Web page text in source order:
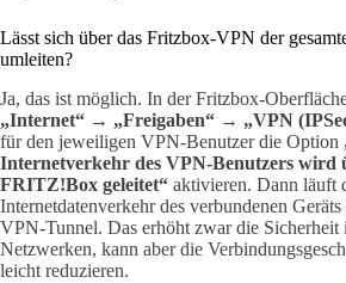
Lässt sich über das Fritzbox-VPN der
umleiten?
Ja, das ist möglich. In der Fritzbox-
„Internet“ → „Freigaben“ → „VPN
für den jeweiligen VPN-Benutzer die Option
Internetverkehr des VPN-Benutzers wird
FRITZ!Box geleitet“ aktivieren. Dann läuft
Internetdatenverkehr des verbundenen
VPN-Tunnel. Das erhöht zwar die Sicherheit
Netzwerken, kann aber die
leicht reduzieren.